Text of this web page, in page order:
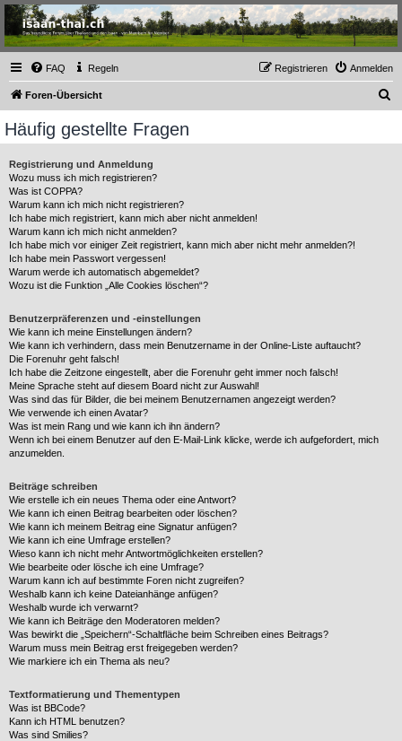
Thailand & Isaan Forum
- isaan-thai.ch
Das freundliche Forum über Thailand und den Isaan - von Membern für Member
FAQ Regeln Anmelden
Registrieren
Foren-Übersicht
Häufig gestellte Fragen
Registrierung und Anmeldung
Wozu muss ich mich registrieren?
Was ist COPPA?
Warum kann ich mich nicht registrieren?
Ich habe mich registriert, kann mich aber nicht anmelden!
Warum kann ich mich nicht anmelden?
Ich habe mich vor einiger Zeit registriert, kann mich aber nicht mehr anmelden?!
Ich habe mein Passwort vergessen!
Warum werde ich automatisch abgemeldet?
Wozu ist die Funktion „Alle Cookies löschen“?
Benutzerpräferenzen und -einstellungen
Wie kann ich meine Einstellungen ändern?
Wie kann ich verhindern, dass mein Benutzername in der Online-Liste auftaucht?
Die Forenuhr geht falsch!
Ich habe die Zeitzone eingestellt, aber die Forenuhr geht immer noch falsch!
Meine Sprache steht auf diesem Board nicht zur Auswahl!
Was sind das für Bilder, die bei meinem Benutzernamen angezeigt werden?
Wie verwende ich einen Avatar?
Was ist mein Rang und wie kann ich ihn ändern?
Wenn ich bei einem Benutzer auf den E-Mail-Link klicke, werde ich aufgefordert, mich
anzumelden.
Beiträge schreiben
Wie erstelle ich ein neues Thema oder eine Antwort?
Wie kann ich einen Beitrag bearbeiten oder löschen?
Wie kann ich meinem Beitrag eine Signatur anfügen?
Wie kann ich eine Umfrage erstellen?
Wieso kann ich nicht mehr Antwortmöglichkeiten erstellen?
Wie bearbeite oder lösche ich eine Umfrage?
Warum kann ich auf bestimmte Foren nicht zugreifen?
Weshalb kann ich keine Dateianhänge anfügen?
Weshalb wurde ich verwarnt?
Wie kann ich Beiträge den Moderatoren melden?
Was bewirkt die „Speichern“-Schaltfläche beim Schreiben eines Beitrags?
Warum muss mein Beitrag erst freigegeben werden?
Wie markiere ich ein Thema als neu?
Textformatierung und Thementypen
Was ist BBCode?
Kann ich HTML benutzen?
Was sind Smilies?